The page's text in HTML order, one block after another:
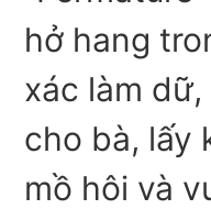
hở hang
xác làm
cho bà, lấy
mồ hôi và